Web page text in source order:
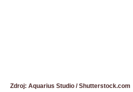
Zdroj: Aquarius Studio / Shutterstock.com